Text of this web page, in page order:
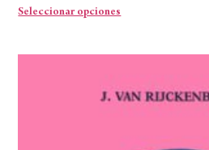
Seleccionar opciones